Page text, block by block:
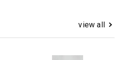
view all